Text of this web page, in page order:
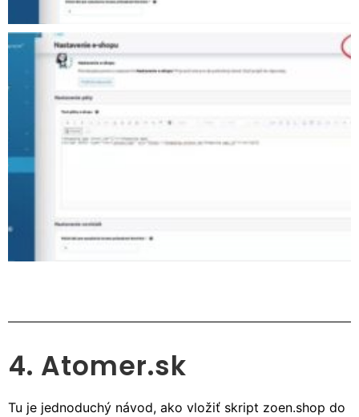
4. Atomer.sk
Tu je jednoduchý návod, ako vložiť skript zoen.shop do